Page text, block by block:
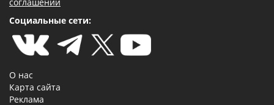
соглашении
Социальные сети:
О нас
Карта сайта
Реклама